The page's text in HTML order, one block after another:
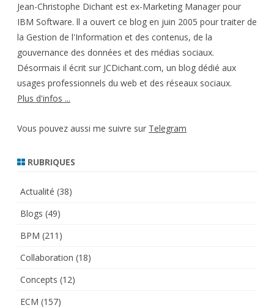
Jean-Christophe Dichant est ex-Marketing Manager pour
IBM Software. ll a ouvert ce blog en juin 2005 pour traiter de
la Gestion de l'Information et des contenus, de la
gouvernance des données et des médias sociaux.
Désormais il écrit sur JCDichant.com, un blog dédié aux
usages professionnels du web et des réseaux sociaux.
Plus d'infos ...
Vous pouvez aussi me suivre sur Telegram
RUBRIQUES
Actualité (38)
Blogs (49)
BPM (211)
Collaboration (18)
Concepts (12)
ECM (157)